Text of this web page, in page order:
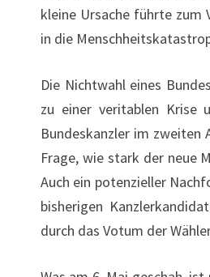
kleine Ursache führte zum
in die
Die Nichtwahl eines
zu einer veritablen Krise
Bundeskanzler im zweiten
Frage, wie stark der neue
Auch ein potenzieller
bisherigen
durch das Votum der